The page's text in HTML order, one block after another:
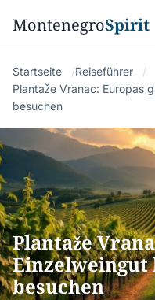
MontenegroSpirit
Startseite
Reiseführer
Plantaže Vranac: Europas
besuchen
Plantaže
Einzelweingut
besuchen